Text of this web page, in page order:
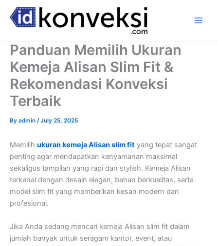
content
Panduan Memilih Ukuran
Kemeja Alisan Slim Fit &
Rekomendasi Konveksi
Terbaik
By admin /July 25, 2025
Memilih ukuran kemeja Alisan slim fit yang tepat sangat
penting agar mendapatkan kenyamanan maksimal
sekaligus tampilan yang rapi dan stylish. Kemeja Alisan
terkenal dengan desain elegan, bahan berkualitas, serta
model slim fit yang memberikan kesan modern dan
profesional.
Jika Anda sedang mencari kemeja Alisan slim fit dalam
jumlah banyak untuk seragam kantor, event, atau